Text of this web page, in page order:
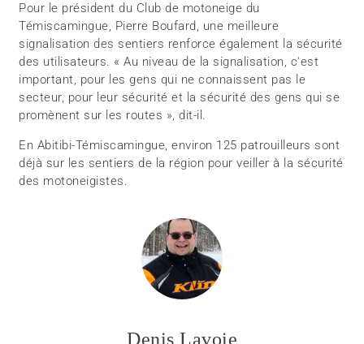
Pour le président du Club de motoneige du
Témiscamingue, Pierre Boufard, une meilleure
signalisation des sentiers renforce également la sécurité
des utilisateurs. « Au niveau de la signalisation, c'est
important, pour les gens qui ne connaissent pas le
secteur, pour leur sécurité et la sécurité des gens qui se
promènent sur les routes », dit-il.
En Abitibi-Témiscamingue, environ 125 patrouilleurs sont
déjà sur les sentiers de la région pour veiller à la sécurité
des motoneigistes.
Denis Lavoie